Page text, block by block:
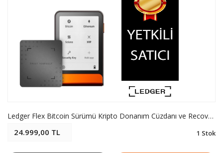
Ledger Flex Bitcoin Sürümü Kripto Donanım Cüzdanı ve Recovery Key - Soğuk Cüzdan
24.999,00 TL 1 Stok